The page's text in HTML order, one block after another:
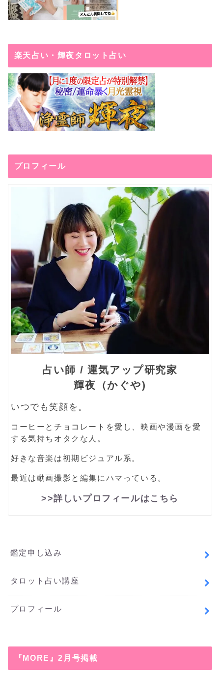
楽天占い・輝夜タロット占い
プロフィール
占い師 / 運気アップ研究家
輝夜（かぐや)
いつでも笑顔を。
コーヒーとチョコレートを愛し、映画や漫画を愛
する気持ちオタクな人。
好きな音楽は初期ビジュアル系。
最近は動画撮影と編集にハマっている。
>>詳しいプロフィールはこちら
鑑定申し込み
タロット占い講座
プロフィール
『MORE』2月号掲載